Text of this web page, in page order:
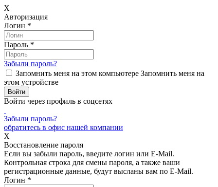
X
Авторизация
Логин *
Пароль *
Забыли пароль?
Запомнить меня на этом компьютере Запомнить меня на
этом устройстве
Войти через профиль в соцсетях
Забыли пароль?
обратитесь в офис нашей компании
X
Восстановление пароля
Если вы забыли пароль, введите логин или E-Mail.
Контрольная строка для смены пароля, а также ваши
регистрационные данные, будут высланы вам по E-Mail.
Логин *